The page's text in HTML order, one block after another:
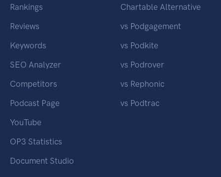
Rankings
Reviews
Keywords
SEO Analyzer
Competitors
Podcast Page
YouTube
OP3 Statistics
Document Studio
Chartable Alternative
vs Podgagement
vs Podkite
vs Podrover
vs Rephonic
vs Podtrac